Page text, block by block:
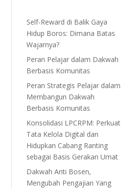
Self-Reward di Balik Gaya
Hidup Boros: Dimana Batas
Wajarnya?
Peran Pelajar dalam Dakwah
Berbasis Komunitas
Peran Strategis Pelajar dalam
Membangun Dakwah
Berbasis Komunitas
Konsolidasi LPCRPM: Perkuat
Tata Kelola Digital dan
Hidupkan Cabang Ranting
sebagai Basis Gerakan Umat
Dakwah Anti Bosen,
Mengubah Pengajian Yang